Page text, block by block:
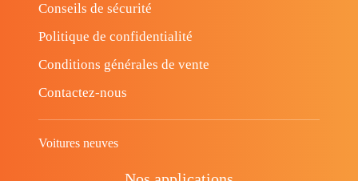
Conseils de sécurité
Politique de confidentialité
Conditions générales de vente
Contactez-nous
Voitures neuves